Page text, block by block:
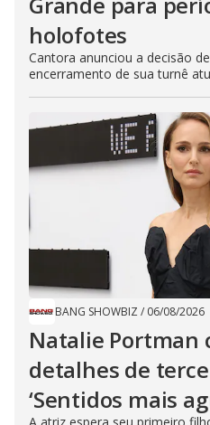
holofotes
Cantora anunciou a decisão
encerramento de sua turnê
BANG SHOWBIZ / 06/08/2026
Natalie Portman
detalhes de
‘Sentidos mais